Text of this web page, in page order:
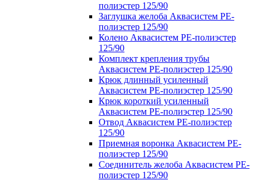
полиэстер 125/90
Заглушка желоба Аквасистем PE-
полиэстер 125/90
Колено Аквасистем PE-полиэстер
125/90
Комплект крепления трубы
Аквасистем PE-полиэстер 125/90
Крюк длинный усиленный
Аквасистем PE-полиэстер 125/90
Крюк короткий усиленный
Аквасистем PE-полиэстер 125/90
Отвод Аквасистем РЕ-полиэстер
125/90
Приемная воронка Аквасистем PE-
полиэстер 125/90
Соединитель желоба Аквасистем PE-
полиэстер 125/90